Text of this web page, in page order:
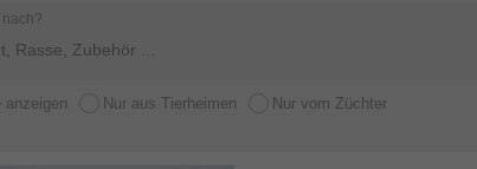
anzeigen Nur aus Tierheimen Nur vom Züchter